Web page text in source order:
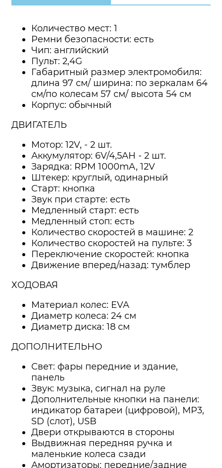
Количество мест: 1
Ремни безопасности: есть
Чип: английский
Пульт: 2,4G
Габаритный размер электромобиля:
длина 97 см/ ширина: по зеркалам 64
см/по колесам 57 см/ высота 54 см
Корпус: обычный
ДВИГАТЕЛЬ
Мотор: 12V, - 2 шт.
Аккумулятор: 6V/4,5AH - 2 шт.
Зарядка: RPM 1000mA, 12V
Штекер: круглый, одинарный
Старт: кнопка
Звук при старте: есть
Медленный старт: есть
Медленный стоп: есть
Количество скоростей в машине: 2
Количество скоростей на пульте: 3
Переключение скоростей: кнопка
Движение вперед/назад: тумблер
ХОДОВАЯ
Материал колес: EVA
Диаметр колеса: 24 см
Диаметр диска: 18 см
ДОПОЛНИТЕЛЬНО
Свет: фары передние и здание,
панель
Звук: музыка, сигнал на руле
Дополнительные кнопки на панели:
индикатор батареи (цифровой), MP3,
SD (слот), USB
Двери открываются в стороны
Выдвижная передняя ручка и
маленькие колеса сзади
Амортизаторы: передние/задние